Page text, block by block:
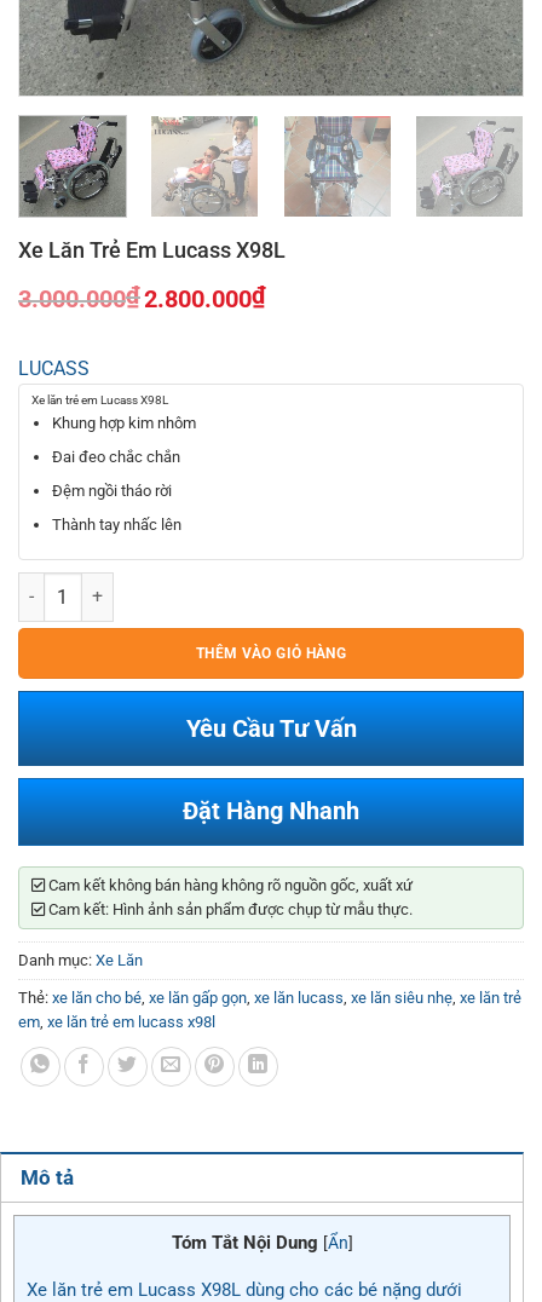
Xe Lăn Trẻ Em Lucass X98L
3.000.000₫
là:
3.000.000₫.
2.800.000₫
tại
là:
2.800.000₫.
LUCASS
Xe lăn trẻ em Lucass X98L
Khung hợp kim nhôm
Đai đeo chắc chắn
Đệm ngồi tháo rời
Thành tay nhấc lên
Xe Lăn Trẻ Em Lucass X98L số lượng
THÊM VÀO GIỎ HÀNG
Yêu Cầu Tư Vấn
Đặt Hàng Nhanh
Cam kết không bán hàng không rõ nguồn gốc, xuất xứ
Cam kết: Hình ảnh sản phẩm được chụp từ mẫu thực.
Danh mục: Xe Lăn
Thẻ: xe lăn cho bé xe lăn gấp gọn xe lăn lucass xe lăn siêu nhẹ xe lăn trẻ
em xe lăn trẻ em lucass x98l
Mô tả
Tóm Tắt Nội Dung [Ẩn]
Xe lăn trẻ em Lucass X98L dùng cho các bé nặng dưới